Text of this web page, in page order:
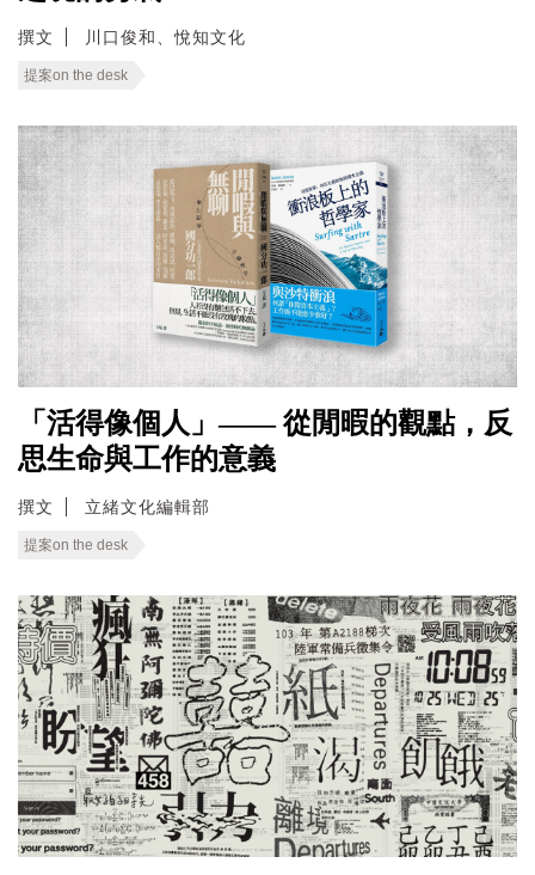
撰文 川口俊和、悅知文化
提案on the desk
「活得像個人」—— 從閒暇的觀點，反
思生命與工作的意義
撰文 立緒文化編輯部
提案on the desk